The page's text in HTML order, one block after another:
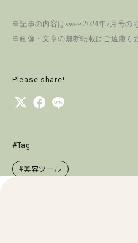
※記事の内容はsweet2024年7月号の
※画像・文章の無断転載はご遠慮く
Please share!
#Tag
#美容ツール